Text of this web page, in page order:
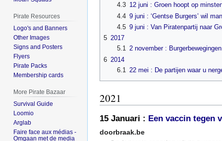
4.3 12 juni : Groen hoopt op
4.4 9 juni : ‘Gentse Burgers’ wil
4.5 9 juni : Van Piratenpartij naar
5 2017
5.1 2 november :
6 2014
6.1
22 mei : De partijen waar u
2021
15 Januari : Een vaccin tegen
doorbraak.be
Pirate Resources
Logo's and Banners
Other Images
Signs and Posters
Flyers
Pirate Packs
Membership cards
More Pirate Bazaar
Survival Guide
Loomio
Arglab
Faire face aux médias -
Omgaan met de media